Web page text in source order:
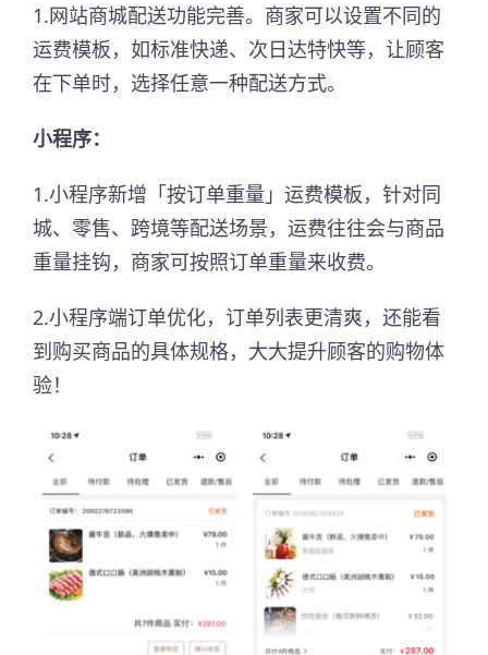
1.网站商城配送功能完善。商家可以设置不同的
运费模板，如标准快递、次日达特快等，让顾客
在下单时，选择任意一种配送方式。
小程序：
1.小程序新增「按订单重量」运费模板，针对同
城、零售、跨境等配送场景，运费往往会与商品
重量挂钩，商家可按照订单重量来收费。
2.小程序端订单优化，订单列表更清爽，还能看
到购买商品的具体规格，大大提升顾客的购物体
验！